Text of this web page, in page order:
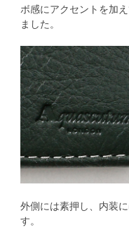
ボ感にアクセントを加
ました。
外側には素押し、内装
す。